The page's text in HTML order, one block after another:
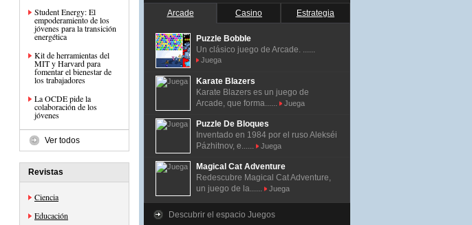
Student Energy: El
empoderamiento de los
jóvenes para la transición
energética
Kit de herramientas del
MIT y Harvard para
fomentar el bienestar de
los trabajadores
La OCDE pide la
colaboración de los
jóvenes
Ver todos
Revistas
Ciencia
Educación
Arcade Casino Estrategia
Puzzle Bobble
Un clásico juego de Arcade. ......
Juega
Karate Blazers
Karate Blazers es un juego de
Arcade, que forma......
Juega
Puzzle De Bloques
Inventado en 1984 por el ruso Alekséi
Pázhitnov, e......
Juega
Magical Cat Adventure
Redescubre Magical Cat Adventure,
un juego de la......
Juega
Descubrir el espacio Juegos